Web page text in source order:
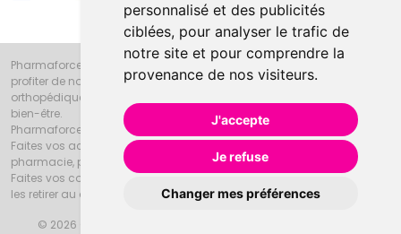
personnalisé et des publicités
ciblées, pour analyser le trafic de
notre site et pour comprendre la
provenance de nos visiteurs.
J'accepte
Je refuse
Changer mes préférences
Pharmaforce.fr et la Grande Pharmacie d’Amiens vous souhaitent de
profiter de notre accueil, de nos conseils pharmaceutiques,
orthopédiques, homéopathiques, parapharmaceutiques, beauté et
bien-être.
Pharmaforce.fr est le site internet de la Grande Pharmacie d’Amiens.
Faites vos achats en ligne grâce à un choix de 20000 références en
pharmacie, parapharmacie, diététique et animaux (vétérinaire).
Faites vos courses de pharmacie et parapharmacie en ligne et venez
les retirer au drive ou vous les faire livrer à domicile.
© 2026 Grande Pharmacie d’Amiens